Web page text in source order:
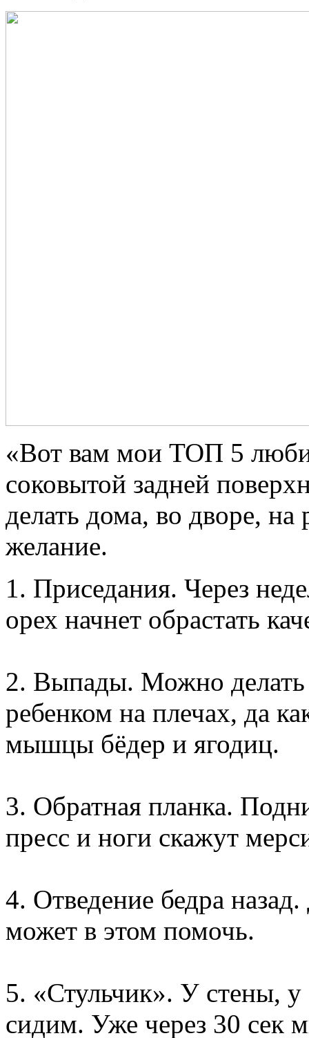
«Вот вам мои ТОП 5
соковытой задней
делать дома, во дворе,
желание.
1. Приседания. Через
орех начнет обрастать
2. Выпады. Можно делать
ребенком на плечах, да
мышцы бёдер и ягодиц.
3. Обратная планка.
пресс и ноги скажут
4. Отведение бедра
может в этом помочь.
5. «Стульчик». У стены,
сидим. Уже через 30 сек